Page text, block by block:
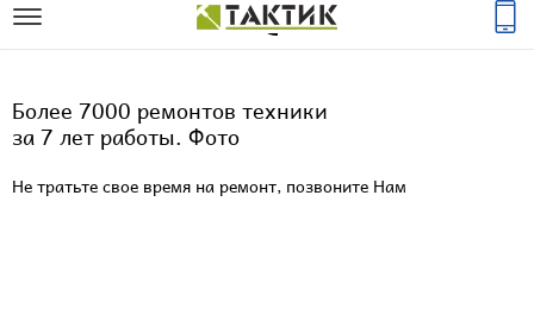
Более 7000 ремонтов техники
за 7 лет работы. Фото
Не тратьте свое время на ремонт, позвоните Нам